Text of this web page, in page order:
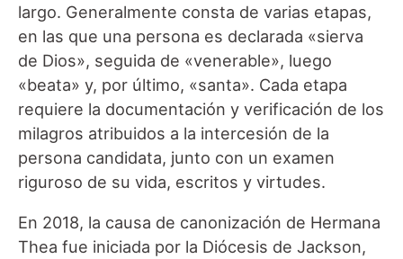
largo. Generalmente consta de varias etapas,
en las que una persona es declarada «sierva
de Dios», seguida de «venerable», luego
«beata» y, por último, «santa». Cada etapa
requiere la documentación y verificación de los
milagros atribuidos a la intercesión de la
persona candidata, junto con un examen
riguroso de su vida, escritos y virtudes.
En 2018, la causa de canonización de Hermana
Thea fue iniciada por la Diócesis de Jackson,